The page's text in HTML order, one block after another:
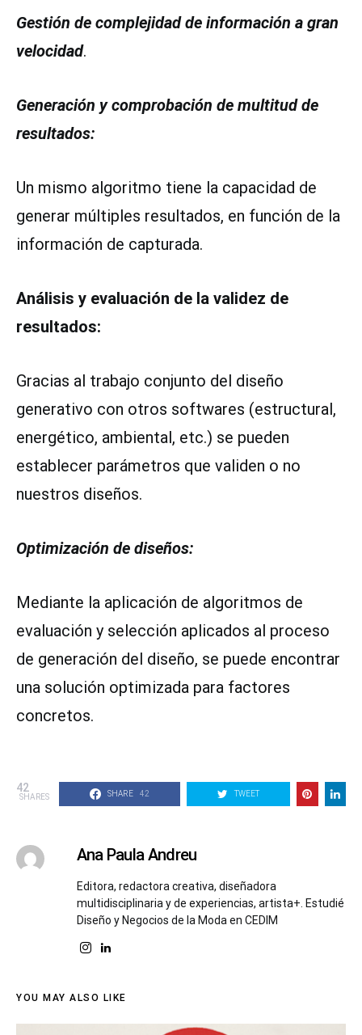
Gestión de complejidad de información a gran
velocidad.
Generación y comprobación de multitud de
resultados:
Un mismo algoritmo tiene la capacidad de
generar múltiples resultados, en función de la
información de capturada.
Análisis y evaluación de la validez de
resultados:
Gracias al trabajo conjunto del diseño
generativo con otros softwares (estructural,
energético, ambiental, etc.) se pueden
establecer parámetros que validen o no
nuestros diseños.
Optimización de diseños:
Mediante la aplicación de algoritmos de
evaluación y selección aplicados al proceso
de generación del diseño, se puede encontrar
una solución optimizada para factores
concretos.
42
SHARES SHARE 42 TWEET
Ana Paula Andreu
Editora, redactora creativa, diseñadora
multidisciplinaria y de experiencias, artista+. Estudié
Diseño y Negocios de la Moda en CEDIM
YOU MAY ALSO LIKE